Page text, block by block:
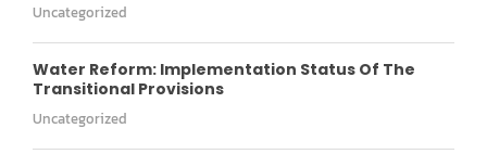
Uncategorized
Water Reform: Implementation Status Of The
Transitional Provisions
Uncategorized